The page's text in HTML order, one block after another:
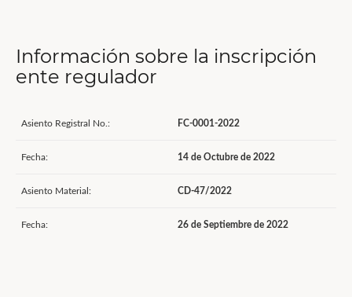
Información sobre la inscripción
ente regulador
Asiento Registral No.: FC-0001-2022
Fecha: 14 de Octubre de 2022
Asiento Material: CD-47/2022
Fecha: 26 de Septiembre de 2022